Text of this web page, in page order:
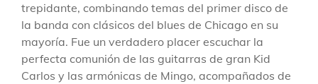
trepidante, combinando temas del primer disco de
la banda con clásicos del blues de Chicago en su
mayoría. Fue un verdadero placer escuchar la
perfecta comunión de las guitarras de gran Kid
Carlos y las armónicas de Mingo, acompañados de